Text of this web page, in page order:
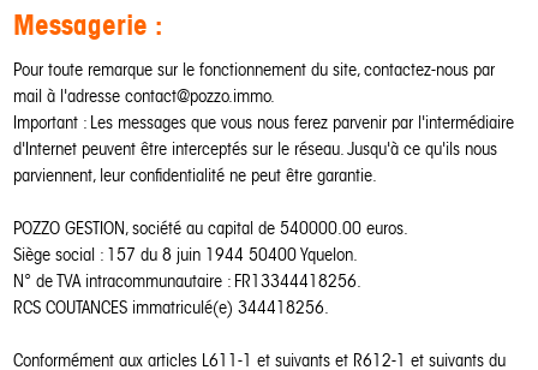
Messagerie :
Pour toute remarque sur le fonctionnement du site, contactez-nous par
mail à l'adresse contact@pozzo.immo.
Important : Les messages que vous nous ferez parvenir par l'intermédiaire
d'Internet peuvent être interceptés sur le réseau. Jusqu'à ce qu'ils nous
parviennent, leur confidentialité ne peut être garantie.
POZZO GESTION, société au capital de 540000.00 euros.
Siège social : 157 du 8 juin 1944 50400 Yquelon.
N° de TVA intracommunautaire : FR13344418256.
RCS COUTANCES immatriculé(e) 344418256.
Conformément aux articles L611-1 et suivants et R612-1 et suivants du